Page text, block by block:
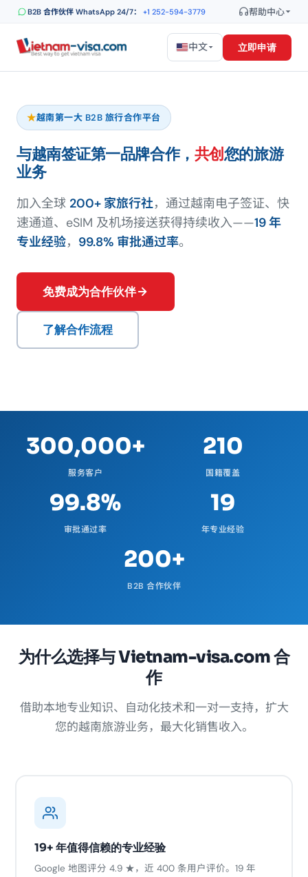
B2B 合作伙伴 WhatsApp 24/7： +1 252-594-3779 帮助中心
中文 立即申请
★越南第一大 B2B 旅行合作平台
与越南签证第一品牌合作， 共创您的旅游
业务
加入全球 200+ 家旅行社，通过越南电子签证、快
速通道、eSIM 及机场接送获得持续收入——19 年
专业经验， 99.8% 审批通过率。
免费成为合作伙伴
了解合作流程
300,000+
服务客户
210
国籍覆盖
99.8%
审批通过率
19
年专业经验
200+
B2B 合作伙伴
为什么选择与 Vietnam-visa.com 合
作
借助本地专业知识、自动化技术和一对一支持，扩大
您的越南旅游业务，最大化销售收入。
19+ 年值得信赖的专业经验
Google 地图评分 4.9 ★，近 400 条用户评价。19 年